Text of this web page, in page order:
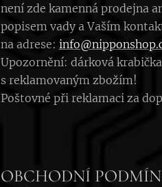
není zde kamenná prodejna
popisem vady a Vaším
na adrese:
Upozornění: dárková
s reklamovaným zbožím!
Poštovné při reklamaci za
OBCHODNÍ